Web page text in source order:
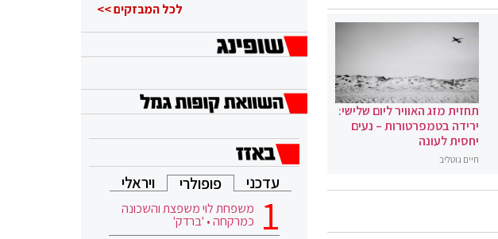
תחזית מזג האוויר ליום שלישי:
ירידה בטמפרטורות – נעים
יחסית לעונה
חיים גוטליב
לכל המבזקים >>
עדכני פופולרי ויראלי
משפחת לוי משפצת והשכונה
כמרקחה • 'ברדק'